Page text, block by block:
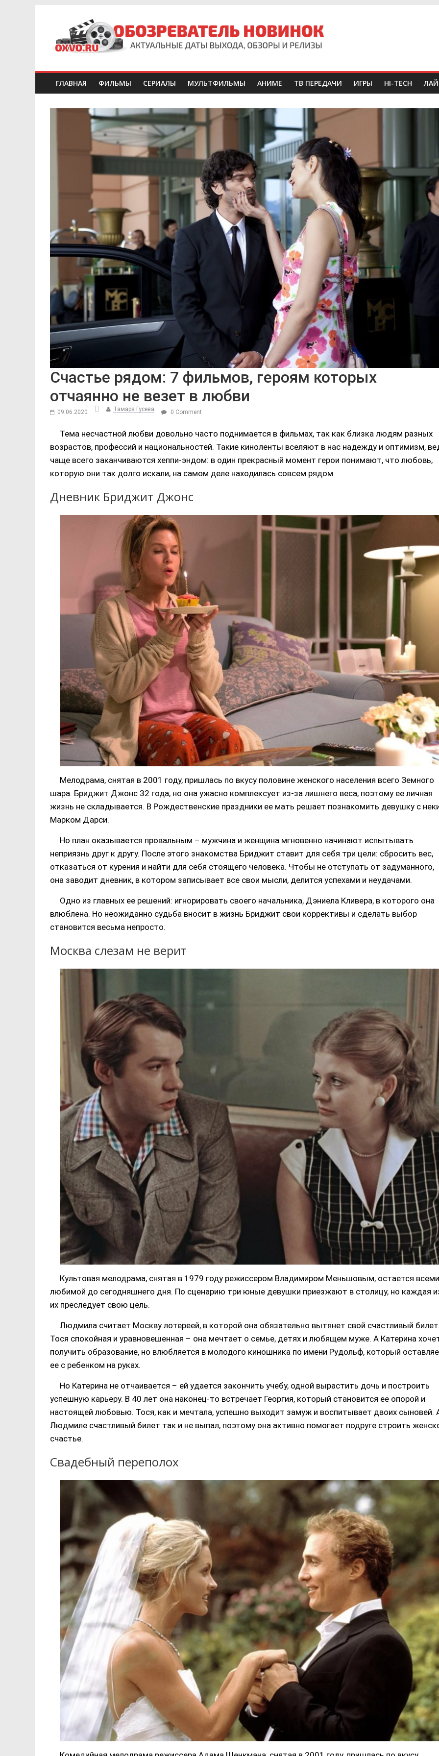
ГЛАВНАЯ ФИЛЬМЫ СЕРИАЛЫ МУЛЬТФИЛЬМЫ АНИМЕ ТВ ПЕРЕДАЧИ ИГРЫ HI-TECH
Счастье рядом: 7 фильмов, героям которых
отчаянно не везет в любви
09.06.2020 Тамара Гусева 0 Comment
Тема несчастной любви довольно часто поднимается в фильмах, так как близка людям разных
возрастов, профессий и национальностей. Такие киноленты вселяют в нас надежду и оптимизм,
чаще всего заканчиваются хеппи-эндом: в один прекрасный момент герои понимают, что любовь,
которую они так долго искали, на самом деле находилась совсем рядом.
Дневник Бриджит Джонс
Мелодрама, снятая в 2001 году, пришлась по вкусу половине женского населения всего Земного
шара. Бриджит Джонс 32 года, но она ужасно комплексует из-за лишнего веса, поэтому ее личная
жизнь не складывается. В Рождественские праздники ее мать решает познакомить девушку с
Марком Дарси.
Но план оказывается провальным – мужчина и женщина мгновенно начинают испытывать
неприязнь друг к другу. После этого знакомства Бриджит ставит для себя три цели: сбросить вес,
отказаться от курения и найти для себя стоящего человека. Чтобы не отступать от задуманного,
она заводит дневник, в котором записывает все свои мысли, делится успехами и неудачами.
Одно из главных ее решений: игнорировать своего начальника, Дэниела Кливера, в которого она
влюблена. Но неожиданно судьба вносит в жизнь Бриджит свои коррективы и сделать выбор
становится весьма непросто.
Москва слезам не верит
Культовая мелодрама, снятая в 1979 году режиссером Владимиром Меньшовым, остается всеми
любимой до сегодняшнего дня. По сценарию три юные девушки приезжают в столицу, но каждая
их преследует свою цель.
Людмила считает Москву лотереей, в которой она обязательно вытянет свой счастливый
Тося спокойная и уравновешенная – она мечтает о семье, детях и любящем муже. А Катерина
получить образование, но влюбляется в молодого киношника по имени Рудольф, который
ее с ребенком на руках.
Но Катерина не отчаивается – ей удается закончить учебу, одной вырастить дочь и построить
успешную карьеру. В 40 лет она наконец-то встречает Георгия, который становится ее опорой и
настоящей любовью. Тося, как и мечтала, успешно выходит замуж и воспитывает двоих сыновей.
Людмиле счастливый билет так и не выпал, поэтому она активно помогает подруге строить
счастье.
Свадебный переполох